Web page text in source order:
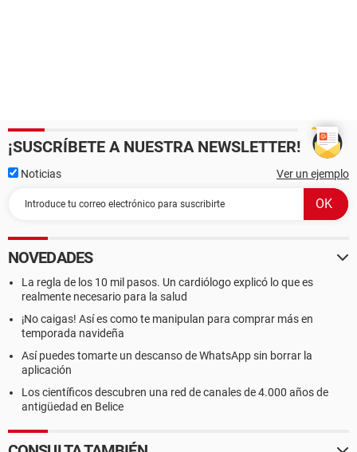
¡SUSCRÍBETE A NUESTRA NEWSLETTER!
Noticias Ver un ejemplo
NOVEDADES
La regla de los 10 mil pasos. Un cardiólogo explicó lo que es
realmente necesario para la salud
¡No caigas! Así es como te manipulan para comprar más en
temporada navideña
Así puedes tomarte un descanso de WhatsApp sin borrar la
aplicación
Los científicos descubren una red de canales de 4.000 años de
antigüedad en Belice